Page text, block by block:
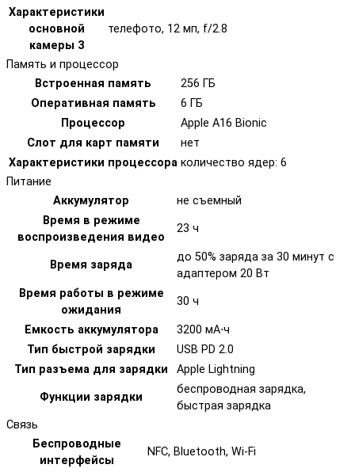
Характеристики
основной
камеры 3
телефото, 12 мп, f/2.8
Память и процессор
Встроенная память
256 ГБ
Оперативная память
6 ГБ
Процессор
Apple A16 Bionic
Слот для карт памяти
нет
Характеристики процессора количество ядер: 6
Питание
Аккумулятор
не съемный
Время в режиме
воспроизведения видео
23 ч
Время заряда
до 50% заряда за 30 минут с
адаптером 20 Вт
Время работы в режиме
ожидания
30 ч
Емкость аккумулятора
3200 мА⋅ч
Тип быстрой зарядки
USB PD 2.0
Тип разъема для зарядки
Apple Lightning
Функции зарядки
беспроводная зарядка,
быстрая зарядка
Связь
Беспроводные
интерфейсы
NFC, Bluetooth, Wi-Fi